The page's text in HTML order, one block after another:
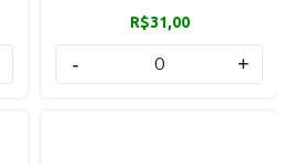
R$31,00
- +